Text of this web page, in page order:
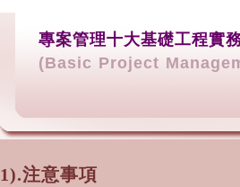
專案管理十大基礎工程實
(Basic Project
1).注意事項